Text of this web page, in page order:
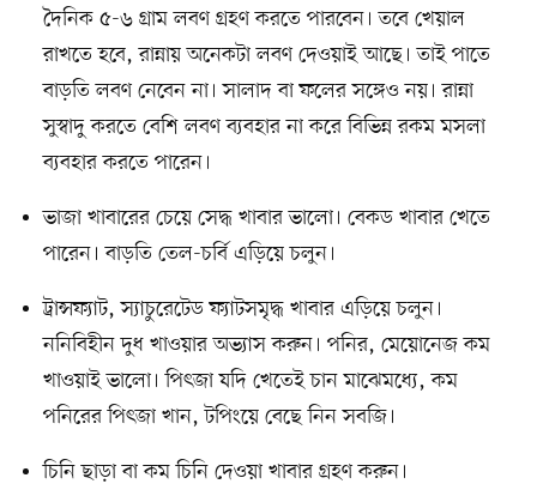
দৈনিক ৫-৬ গ্রাম লবণ গ্রহণ করতে পারবেন। তবে খেয়াল
রাখতে হবে, রান্নায় অনেকটা লবণ দেওয়াই আছে। তাই পাতে
বাড়তি লবণ নেবেন না। সালাদ বা ফলের সঙ্গেও নয়। রান্না
সুস্বাদু করতে বেশি লবণ ব্যবহার না করে বিভিন্ন রকম মসলা
ব্যবহার করতে পারেন।
ভাজা খাবারের চেয়ে সেদ্ধ খাবার ভালো। বেকড খাবার খেতে
পারেন। বাড়তি তেল-চর্বি এড়িয়ে চলুন।
ট্রান্সফ্যাট, স্যাচুরেটেড ফ্যাটসমৃদ্ধ খাবার এড়িয়ে চলুন।
ননিবিহীন দুধ খাওয়ার অভ্যাস করুন। পনির, মেয়োনেজ কম
খাওয়াই ভালো। পিৎজা যদি খেতেই চান মাঝেমধ্যে, কম
পনিরের পিৎজা খান, টপিংয়ে বেছে নিন সবজি।
চিনি ছাড়া বা কম চিনি দেওয়া খাবার গ্রহণ করুন।